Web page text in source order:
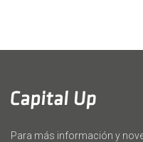
Para más información y